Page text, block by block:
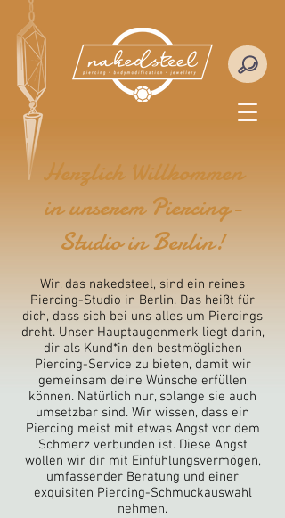
Herzlich Willkommen
in unserem Piercing-
Studio in Berlin!
Wir, das nakedsteel, sind ein reines
Piercing-Studio in Berlin. Das heißt für
dich, dass sich bei uns alles um Piercings
dreht. Unser Hauptaugenmerk liegt darin,
dir als Kund*in den bestmöglichen
Piercing-Service zu bieten, damit wir
gemeinsam deine Wünsche erfüllen
können. Natürlich nur, solange sie auch
umsetzbar sind. Wir wissen, dass ein
Piercing meist mit etwas Angst vor dem
Schmerz verbunden ist. Diese Angst
wollen wir dir mit Einfühlungsvermögen,
umfassender Beratung und einer
exquisiten Piercing-Schmuckauswahl
nehmen.